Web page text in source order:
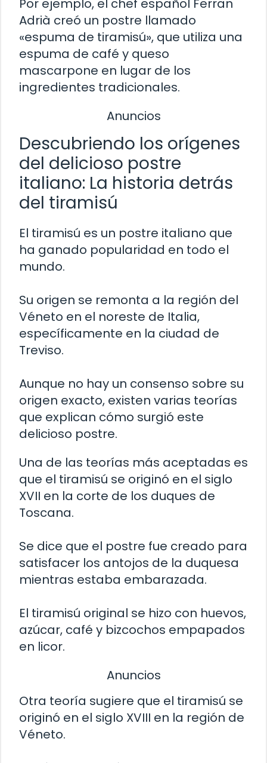
Por ejemplo, el chef español Ferran
Adrià creó un postre llamado
«espuma de tiramisú», que utiliza una
espuma de café y queso
mascarpone en lugar de los
ingredientes tradicionales.
Anuncios
Descubriendo los orígenes
del delicioso postre
italiano: La historia detrás
del tiramisú
El tiramisú es un postre italiano que
ha ganado popularidad en todo el
mundo.
Su origen se remonta a la región del
Véneto en el noreste de Italia,
específicamente en la ciudad de
Treviso.
Aunque no hay un consenso sobre su
origen exacto, existen varias teorías
que explican cómo surgió este
delicioso postre.
Una de las teorías más aceptadas es
que el tiramisú se originó en el siglo
XVII en la corte de los duques de
Toscana.
Se dice que el postre fue creado para
satisfacer los antojos de la duquesa
mientras estaba embarazada.
El tiramisú original se hizo con huevos,
azúcar, café y bizcochos empapados
en licor.
Anuncios
Otra teoría sugiere que el tiramisú se
originó en el siglo XVIII en la región de
Véneto.